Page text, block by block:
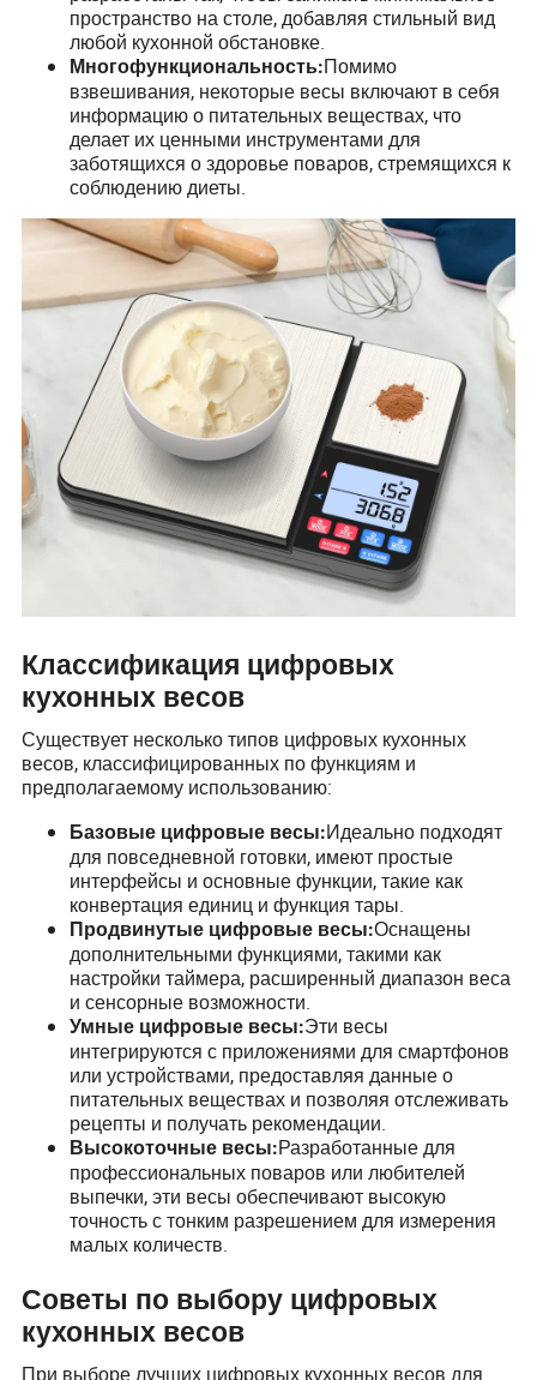
пространство на столе, добавляя стильный вид
любой кухонной обстановке.
Многофункциональность:Помимо
взвешивания, некоторые весы включают в себя
информацию о питательных веществах, что
делает их ценными инструментами для
заботящихся о здоровье поваров, стремящихся к
соблюдению диеты.
Классификация цифровых
кухонных весов
Существует несколько типов цифровых кухонных
весов, классифицированных по функциям и
предполагаемому использованию:
Базовые цифровые весы:Идеально подходят
для повседневной готовки, имеют простые
интерфейсы и основные функции, такие как
конвертация единиц и функция тары.
Продвинутые цифровые весы:Оснащены
дополнительными функциями, такими как
настройки таймера, расширенный диапазон веса
и сенсорные возможности.
Умные цифровые весы:Эти весы
интегрируются с приложениями для смартфонов
или устройствами, предоставляя данные о
питательных веществах и позволяя отслеживать
рецепты и получать рекомендации.
Высокоточные весы:Разработанные для
профессиональных поваров или любителей
выпечки, эти весы обеспечивают высокую
точность с тонким разрешением для измерения
малых количеств.
Советы по выбору цифровых
кухонных весов
При выборе лучших цифровых кухонных весов для